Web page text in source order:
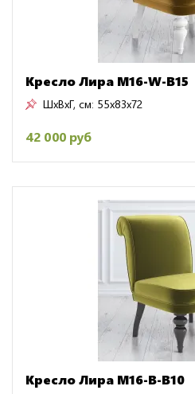
Кресло Лира M16-W-B15
ШxВxГ, см: 55x83x72
42 000 руб
Кресло Лира M16-B-B10